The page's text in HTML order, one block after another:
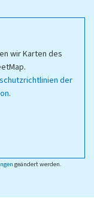
wir Karten des
der
.
geändert werden.